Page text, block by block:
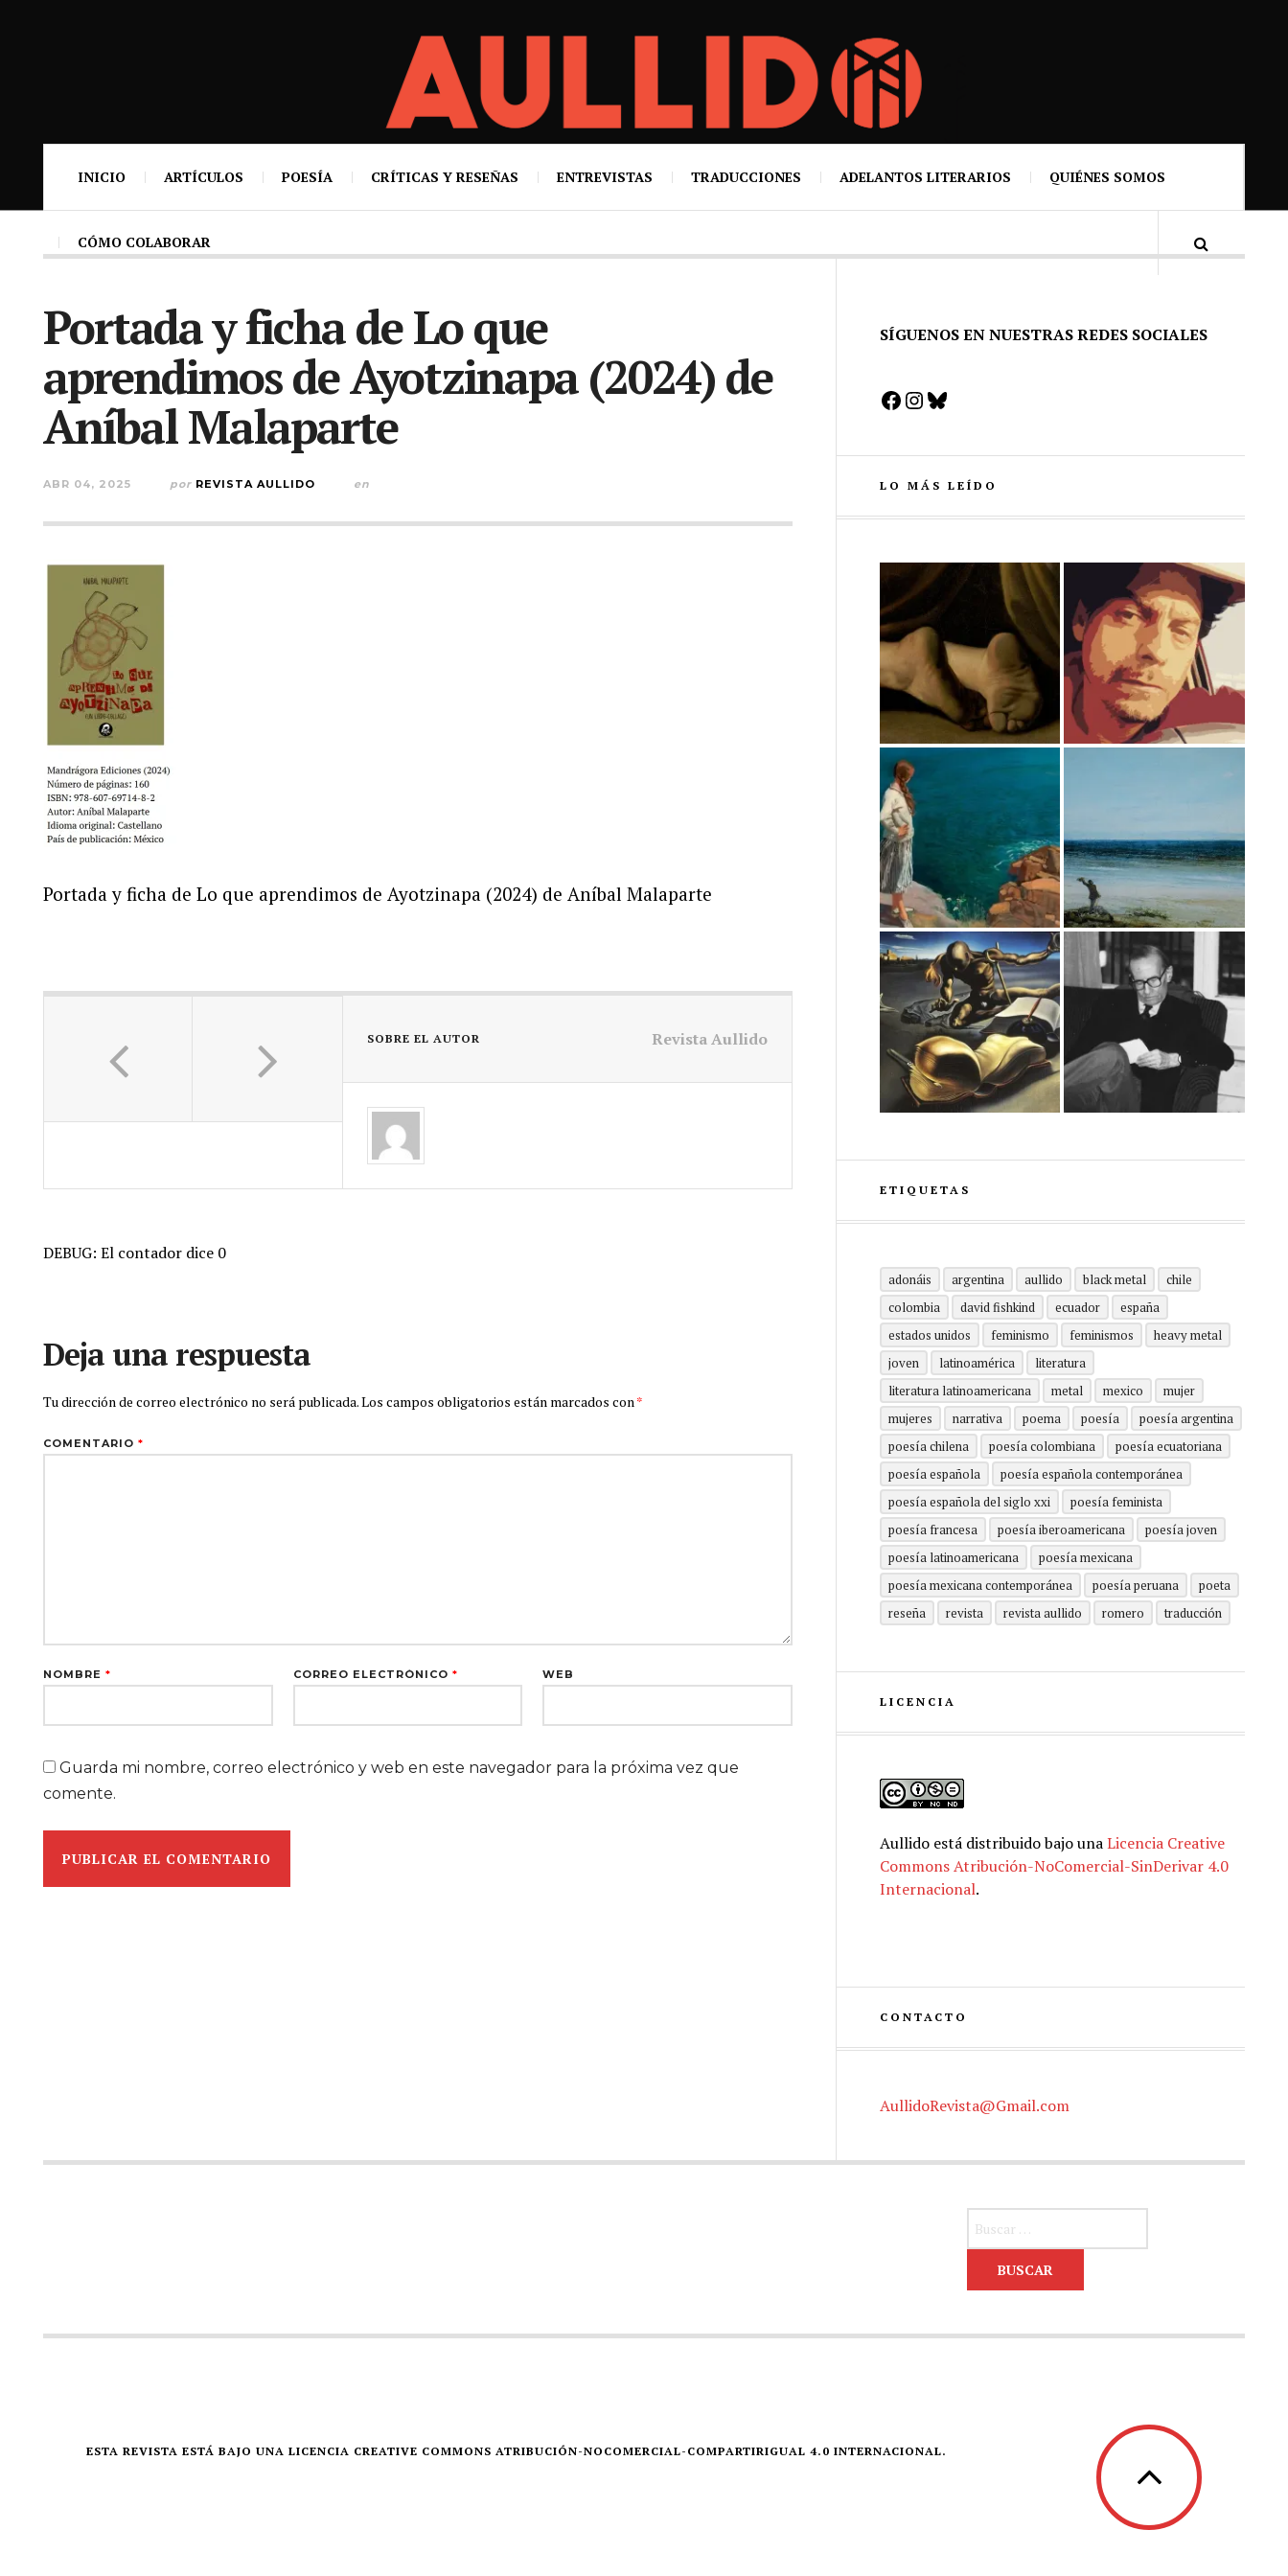
INICIO ARTÍCULOS POESÍA CRÍTICAS Y RESEÑAS ENTREVISTAS TRADUCCIONES ADELANTOS LITERARIOS QUIÉNES SOMOS
CÓMO COLABORAR
Portada y ficha de Lo que
aprendimos de Ayotzinapa (2024) de
Aníbal Malaparte
ABR 04, 2025 por REVISTA AULLIDO en
Portada y ficha de Lo que aprendimos de Ayotzinapa (2024) de Aníbal Malaparte
SOBRE EL AUTOR Revista Aullido
DEBUG: El contador dice 0
Deja una respuesta
Tu dirección de correo electrónico no será publicada.Los campos obligatorios están marcados con*
COMENTARIO *
NOMBRE * CORREO ELECTRÓNICO * WEB
Guarda mi nombre, correo electrónico y web en este navegador para la próxima vez que
comente.
SÍGUENOS EN NUESTRAS REDES SOCIALES
Facebook
Instagram
Bluesky
LO MÁS LEÍDO
ETIQUETAS
adonáis argentina aullido black metal
chile
colombia
david fishkind ecuador
españa
estados unidos
feminismo feminismos
heavy metal
joven
latinoamérica
literatura
literatura latinoamericana
metal mexico
mujer
mujeres
narrativa poema poesía
poesía argentina
poesía chilena
poesía colombiana
poesía ecuatoriana
poesía española
poesía española contemporánea
poesía española del siglo xxi
poesía feminista
poesía francesa
poesía iberoamericana
poesía joven
poesía latinoamericana
poesía mexicana
poesía mexicana contemporánea
poesía peruana
poeta
reseña
revista revista aullido romero traducción
LICENCIA
Aullidoestá distribuido bajo unaLicencia Creative
Commons Atribución-NoComercial-SinDerivar 4.0
Internacional.
CONTACTO
AullidoRevista@Gmail.com
ESTA REVISTA ESTÁ BAJO UNA LICENCIA CREATIVE COMMONS ATRIBUCIÓN-NOCOMERCIAL-COMPARTIRIGUAL 4.0 INTERNACIONAL.